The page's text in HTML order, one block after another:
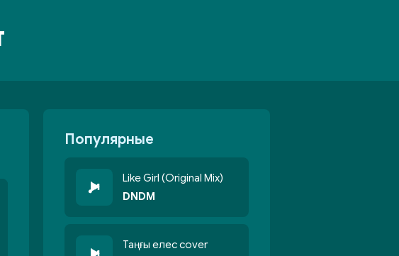
Популярные
Like Girl (Original Mix)
DNDM
Таңғы елес cover